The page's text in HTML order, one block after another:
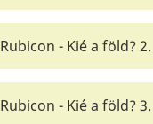
Rubicon - Kié a föld?
Rubicon - Kié a föld?